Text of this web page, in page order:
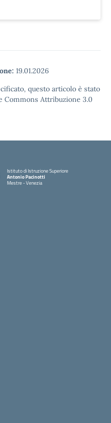
19.01.2026
questo articolo è stato
Commons Attribuzione 3.0
Istituto di Istruzione Superiore
Antonio Pacinotti
Mestre - Venezia